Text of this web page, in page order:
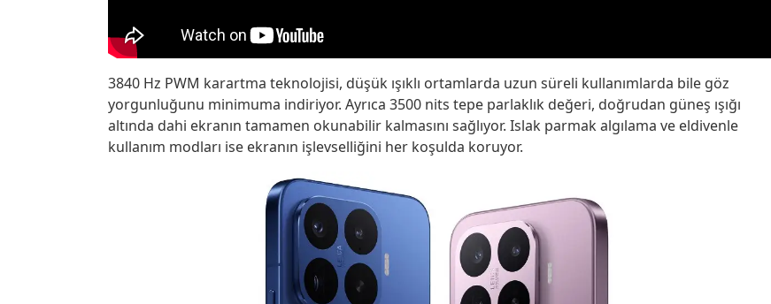
3840 Hz PWM karartma teknolojisi, düşük ışıklı ortamlarda uzun süreli kullanımlarda bile göz
yorgunluğunu minimuma indiriyor. Ayrıca 3500 nits tepe parlaklık değeri, doğrudan güneş ışığı
altında dahi ekranın tamamen okunabilir kalmasını sağlıyor. Islak parmak algılama ve eldivenle
kullanım modları ise ekranın işlevselliğini her koşulda koruyor.